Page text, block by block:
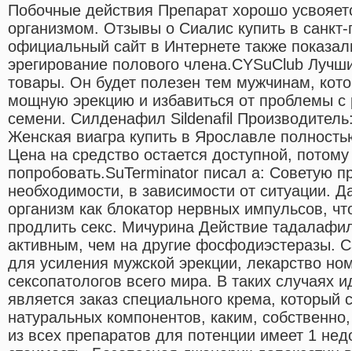
Побочные действия Препарат хорошо
организмом. Отзывы о Сиалис купить в санкт-
официальный сайт в Интернете также
эрегирование полового члена.CYSuClub
товары. Он будет полезен тем мужчинам,
мощную эрекцию и избавиться от проблемы
семени. Силденафил Sildenafil
Женская виагра купить в Ярославле
Цена на средство остается доступной, потому
попробовать.SuTerminator писал а: Советую
необходимости, в зависимости от ситуации.
организм как блокатор нервных импульсов,
продлить секс. Мичурина Действие
активным, чем на другие фосфодиэстеразы.
для усиления мужской эрекции, лекарство
сексопатологов всего мира. В таких
является заказ специального крема, который
натуральных компонентов, каким,
из всех препаратов для потенции имеет 1